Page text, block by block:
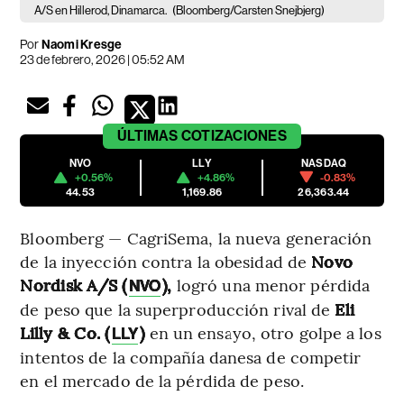
A/S en Hillerod, Dinamarca. (Bloomberg/Carsten Snejbjerg)
PorNaomi Kresge
23 de febrero, 2026 | 05:52 AM
ÚLTIMAS COTIZACIONES
NVO
+0.56%
44.53
LLY
+4.86%
1,169.86
NASDAQ
-0.83%
26,363.44
Bloomberg — CagriSema, la nueva generación
de la inyección contra la obesidad de Novo
Nordisk A/S (NVO), logró una menor pérdida
de peso que la superproducción rival de Eli
Lilly & Co. (LLY)en un ensayo, otro golpe a los
intentos de la compañía danesa de competir
en el mercado de la pérdida de peso.